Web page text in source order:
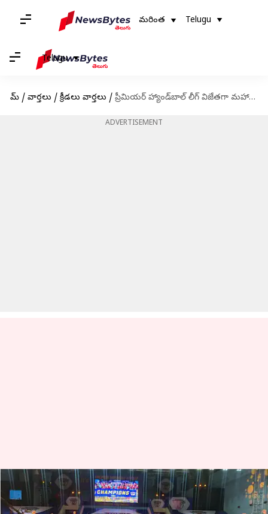
మరింత Telugu
Telugu
హోమ్ / వార్తలు / క్రీడలు వార్తలు / ప్రీమియర్ హ్యాండ్‌బాల్ లీగ్ విజేతగా మహారాష్ట్ర
ADVERTISEMENT
ప్రీమియర్ హ్యాండ్‌బాల్ లీగ్ విజేతగా
మహారాష్ట్ర